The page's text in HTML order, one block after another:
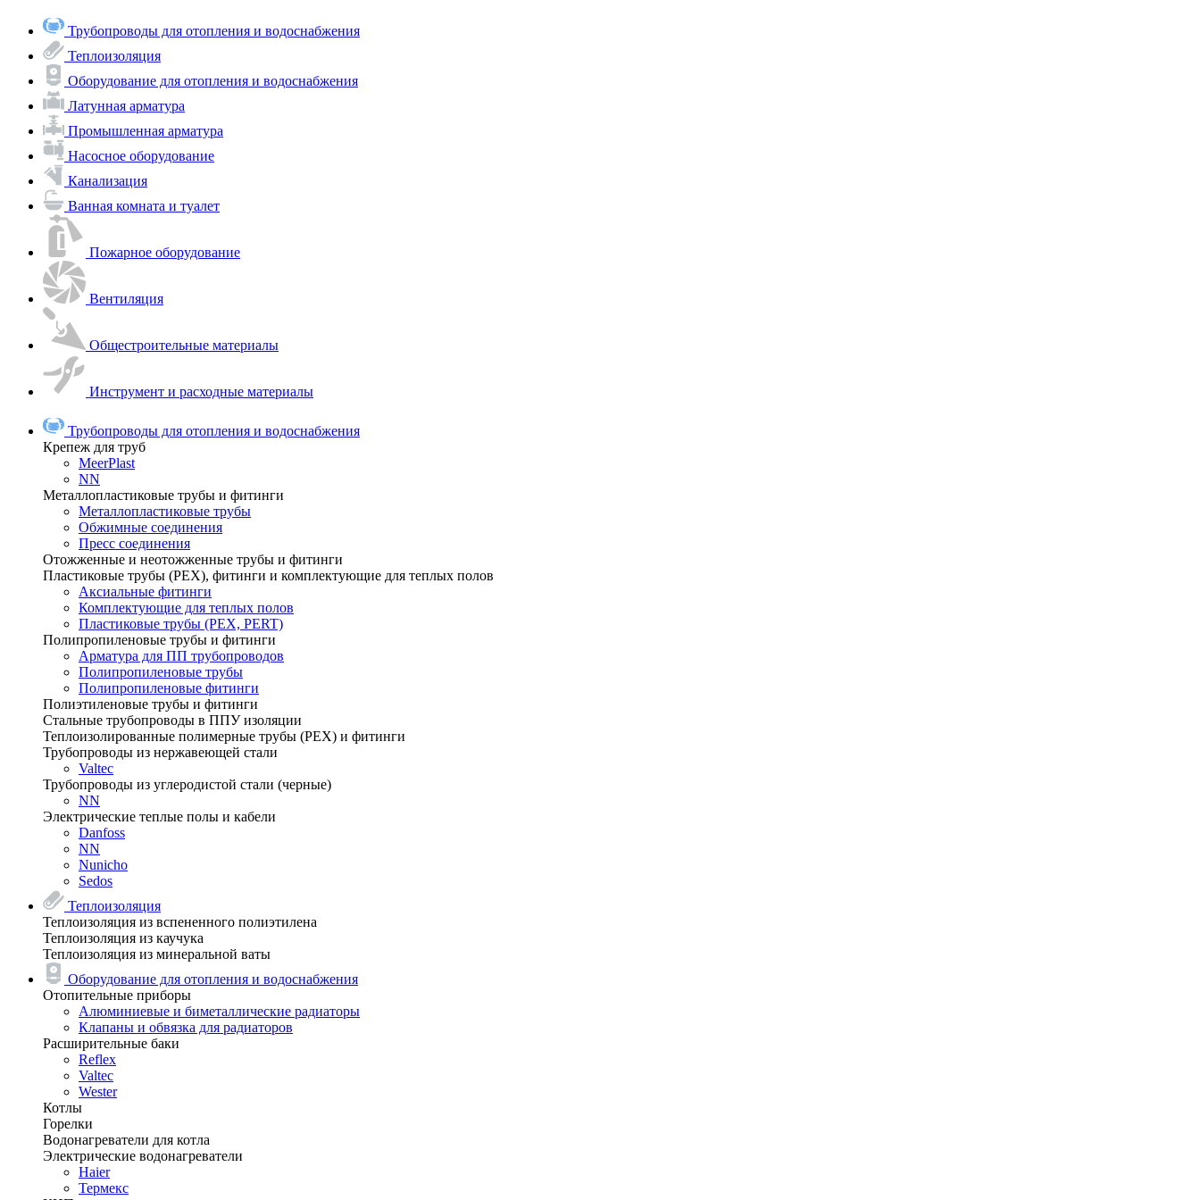
Трубопроводы для отопления и водоснабжения
Теплоизоляция
Оборудование для отопления и водоснабжения
Латунная арматура
Промышленная арматура
Насосное оборудование
Канализация
Ванная комната и туалет
Пожарное оборудование
Вентиляция
Общестроительные материалы
Инструмент и расходные материалы
Трубопроводы для отопления и водоснабжения
Крепеж для труб
MeerPlast
NN
Металлопластиковые трубы и фитинги
Металлопластиковые трубы
Обжимные соединения
Пресс соединения
Отожженные и неотожженные трубы и фитинги
Пластиковые трубы (РЕХ), фитинги и комплектующие для теплых полов
Аксиальные фитинги
Комплектующие для теплых полов
Пластиковые трубы (РЕХ, PERT)
Полипропиленовые трубы и фитинги
Арматура для ПП трубопроводов
Полипропиленовые трубы
Полипропиленовые фитинги
Полиэтиленовые трубы и фитинги
Стальные трубопроводы в ППУ изоляции
Теплоизолированные полимерные трубы (РЕХ) и фитинги
Трубопроводы из нержавеющей стали
Valtec
Трубопроводы из углеродистой стали (черные)
NN
Электрические теплые полы и кабели
Danfoss
NN
Nunicho
Sedos
Теплоизоляция
Теплоизоляция из вспененного полиэтилена
Теплоизоляция из каучука
Теплоизоляция из минеральной ваты
Оборудование для отопления и водоснабжения
Отопительные приборы
Алюминиевые и биметаллические радиаторы
Клапаны и обвязка для радиаторов
Расширительные баки
Reflex
Valtec
Wester
Котлы
Горелки
Водонагреватели для котла
Электрические водонагреватели
Haier
Термекс